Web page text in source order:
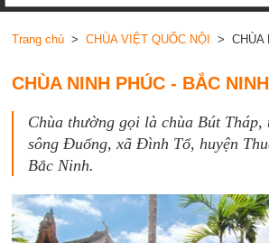
Trang chủ> CHÙA VIỆT QUỐC NỘI > CHÙA
CHÙA NINH PHÚC - BẮC NINH
Chùa thường gọi là chùa Bút Tháp,
sông Đuống, xã Đình Tổ, huyện
Bắc Ninh.